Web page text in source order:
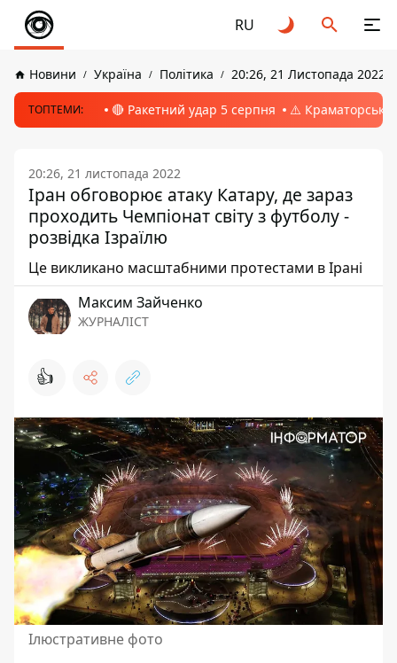
RU
Новини Україна Політика 20:26, 21 Листопада 2022
ТОПТЕМИ: 🔴 Ракетний удар 5 серпня ⚠️ Краматорськ,
20:26, 21 листопада 2022
Іран обговорює атаку Катару, де зараз
проходить Чемпіонат світу з футболу -
розвідка Ізраїлю
Це викликано масштабними протестами в Ірані
Максим Зайченко
ЖУРНАЛІСТ
👍
Ілюстративне фото